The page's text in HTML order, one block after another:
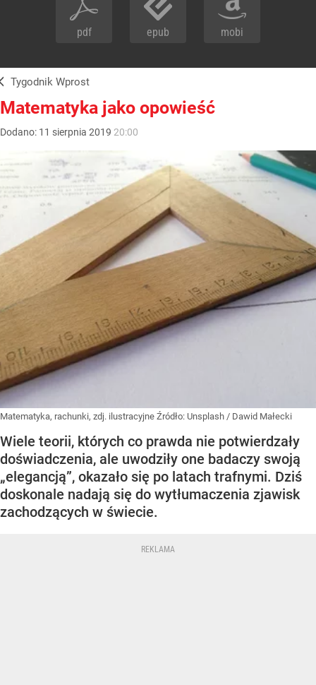
pdf epub mobi
Tygodnik Wprost
Matematyka jako opowieść
Dodano: 11 sierpnia 2019 20:00
Matematyka, rachunki, zdj. ilustracyjne Źródło: Unsplash / Dawid Małecki
Wiele teorii, których co prawda nie potwierdzały
doświadczenia, ale uwodziły one badaczy swoją
„elegancją”, okazało się po latach trafnymi. Dziś
doskonale nadają się do wytłumaczenia zjawisk
zachodzących w świecie.